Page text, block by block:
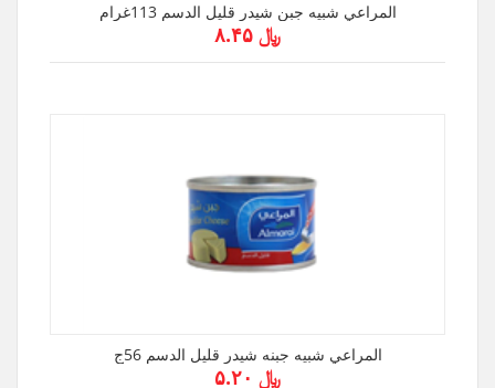
المراعي شبيه جبن شيدر قليل الدسم 113غرام
﷼ ۸.۴۵
المراعي شبيه جبنه شيدر قليل الدسم 56ج
﷼ ۵.۲۰